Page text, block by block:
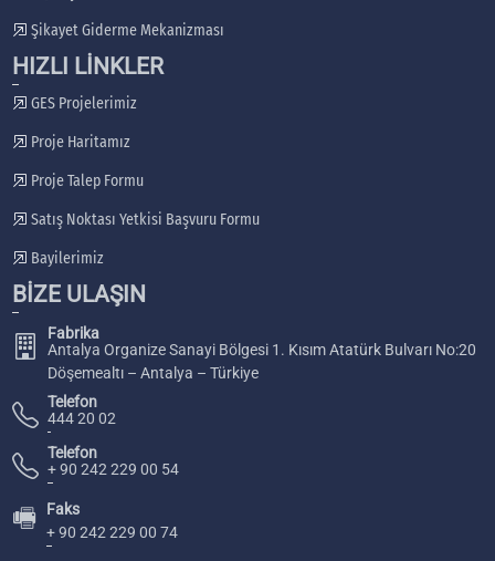
Şikayet Giderme Mekanizması
HIZLI LİNKLER
GES Projelerimiz
Proje Haritamız
Proje Talep Formu
Satış Noktası Yetkisi Başvuru Formu
Bayilerimiz
BİZE ULAŞIN
Fabrika
Antalya Organize Sanayi Bölgesi 1. Kısım Atatürk Bulvarı No:20
Döşemealtı – Antalya – Türkiye
Telefon
444 20 02
Telefon
+ 90 242 229 00 54
🖷
Faks
+ 90 242 229 00 74